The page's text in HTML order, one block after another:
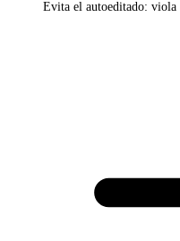
Evita el autoeditado: